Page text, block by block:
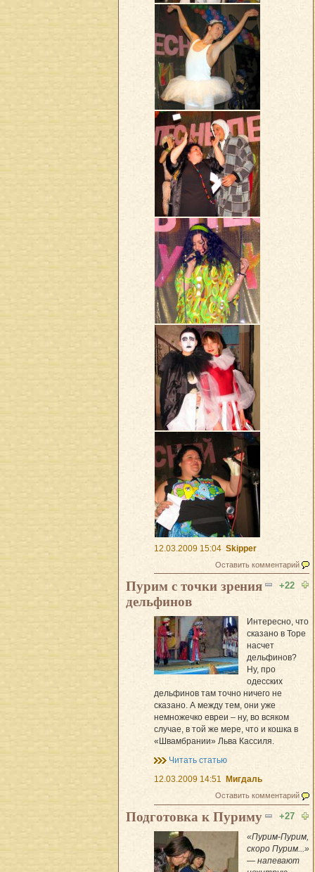
12.03.2009 15:04 Skipper
Оставить комментарий
+22
Пурим с точки зрения
дельфинов
Интересно, что
сказано в Торе
насчет
дельфинов?
Ну, про
одесских
дельфинов там точно ничего не
сказано. А между тем, они уже
немножечко евреи – ну, во всяком
случае, в той же мере, что и кошка в
«Швамбрании» Льва Кассиля.
Читать статью
12.03.2009 14:51
Мигдаль
Оставить комментарий
+27
Подготовка к Пуриму
«Пурим-Пурим,
скоро Пурим...»
— напевают